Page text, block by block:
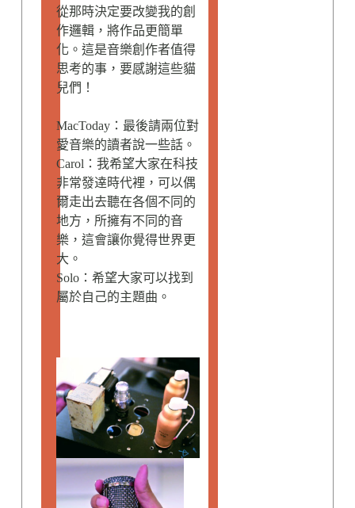
從那時決定要改變我的創
作邏輯，將作品更簡單
化。這是音樂創作者值得
思考的事，要感謝這些貓
兒們！
MacToday：最後請兩位對
愛音樂的讀者說一些話。
Carol：我希望大家在科技
非常發逹時代裡，可以偶
爾走出去聽在各個不同的
地方，所擁有不同的音
樂，這會讓你覺得世界更
大。
Solo：希望大家可以找到
屬於自己的主題曲。